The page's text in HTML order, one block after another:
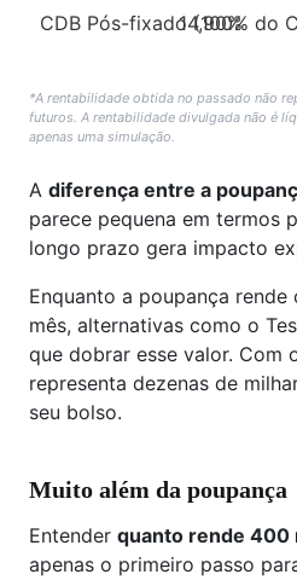
CDB Pós-fixado (100% do
14,90%
*A rentabilidade obtida no passado não
futuros. A rentabilidade divulgada não é
apenas uma simulação.
A diferença entre a
parece pequena em termos
longo prazo gera impacto
Enquanto a poupança
mês, alternativas como o
que dobrar esse valor. Com
representa dezenas de
seu bolso.
Muito além da poupança
Entender quanto rende 400
apenas o primeiro passo